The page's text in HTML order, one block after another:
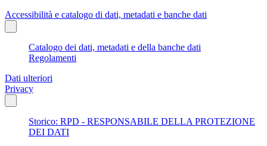
Accessibilità e catalogo di dati, metadati e banche dati
Catalogo dei dati, metadati e della banche dati
Regolamenti
Dati ulteriori
Privacy
Storico: RPD - RESPONSABILE DELLA PROTEZIONE
DEI DATI